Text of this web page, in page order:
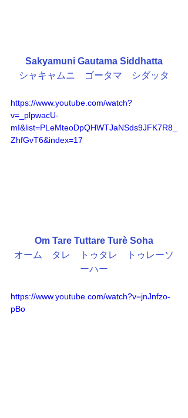
Sakyamuni Gautama Siddhatta
シャキャムニ　ゴータマ　シダッタ
https://www.youtube.com/watch?
v=_plpwacU-
mI&list=PLeMteoDpQHWTJaNSds9JFK7R8_
ZhfGvT6&index=17
Om Tare Tuttare Turè Soha
オーム　タレ　トゥタレ　トゥレーソ
ーハー
https://www.youtube.com/watch?v=jnJnfzo-
pBo